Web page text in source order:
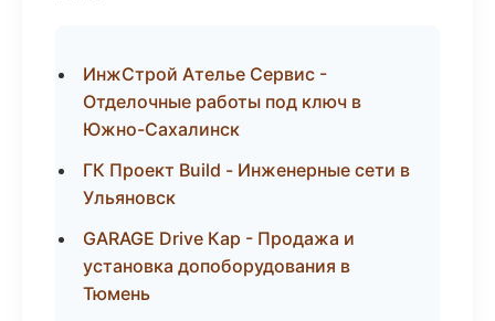
ИнжСтрой Ателье Сервис -
Отделочные работы под ключ в
Южно-Сахалинск
ГК Проект Build - Инженерные сети в
Ульяновск
GARAGE Drive Кар - Продажа и
установка допоборудования в
Тюмень